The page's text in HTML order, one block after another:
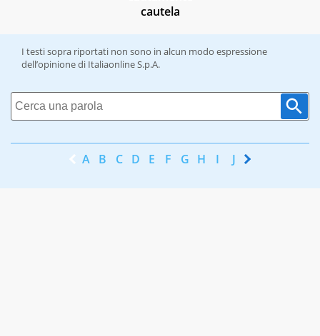
cautela
I testi sopra riportati non sono in alcun modo espressione
dell’opinione di Italiaonline S.p.A.
A B C D E F G H I J K